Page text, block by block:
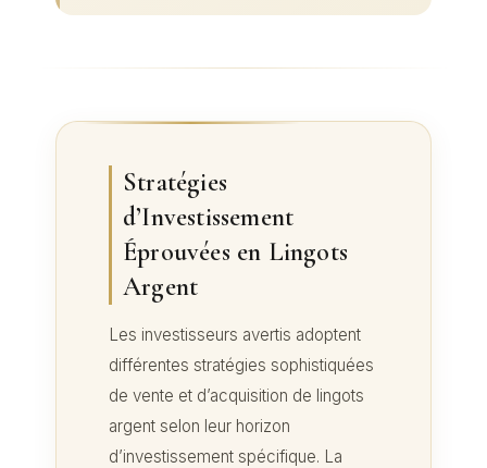
Stratégies
d’Investissement
Éprouvées en Lingots
Argent
Les investisseurs avertis adoptent
différentes stratégies sophistiquées
de vente et d’acquisition de lingots
argent selon leur horizon
d’investissement spécifique. La